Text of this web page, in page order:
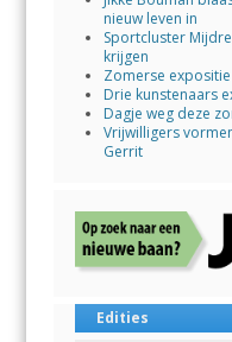
nieuw leven in
Sportcluster
krijgen
Zomerse
Drie kunstenaars
Dagje weg deze
Vrijwilligers
Gerrit
Edities